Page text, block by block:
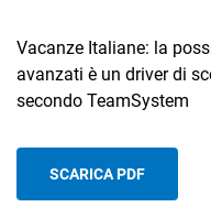
Vacanze Italiane: la
avanzati è un driver di
secondo TeamSystem
SCARICA PDF